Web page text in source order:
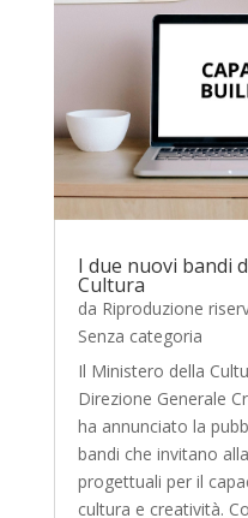
I due nuovi bandi
Cultura
da Riproduzione
Senza categoria
Il Ministero della
Direzione Generale
ha annunciato la
bandi che invitano
progettuali per il
cultura e creatività.